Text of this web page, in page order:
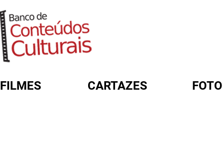
FILMES CARTAZES